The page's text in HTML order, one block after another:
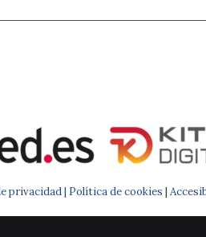
privacidad | Política de cookies |